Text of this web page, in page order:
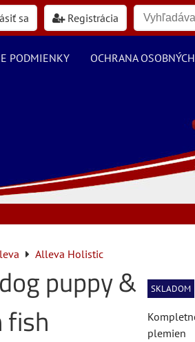
sa Registrácia
PODMIENKY OCHRANA
Alleva Holistic
puppy &
fish
SKLADOM
plemien